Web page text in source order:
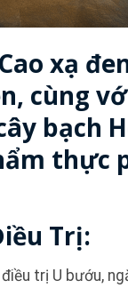
xạ
cùng
bạch
thực
Trị:
trị U bướu,